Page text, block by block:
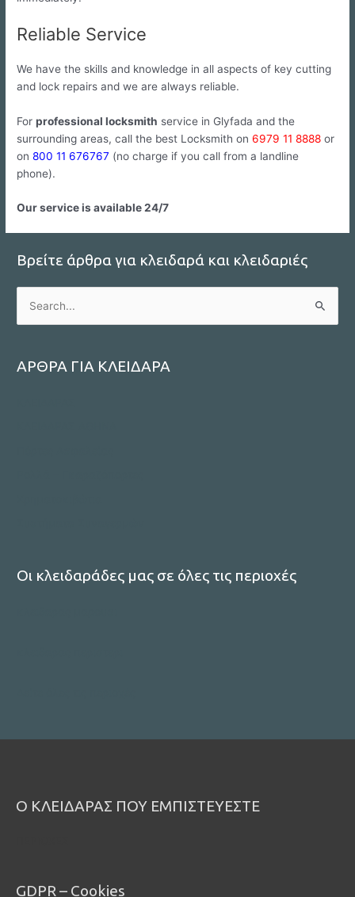
Reliable Service
We have the skills and knowledge in all aspects of key cutting
and lock repairs and we are always reliable.
Forprofessional locksmith service in Glyfada and the
surrounding areas, call the best Locksmith on6979 11 8888 or
on800 11 676767 (no charge if you call from a landline
phone).
Our service is available 24/7
Βρείτε άρθρα για κλειδαρά και κλειδαριές
r
ΑΡΘΡΑ ΓΙΑ ΚΛΕΙΔΑΡΑ
Οι κλειδαράδες μας σε όλες τις περιοχές
Ο ΚΛΕΙΔΑΡΑΣ ΠΟΥ ΕΜΠΙΣΤΕΥΕΣΤΕ
GDPR – Cookies